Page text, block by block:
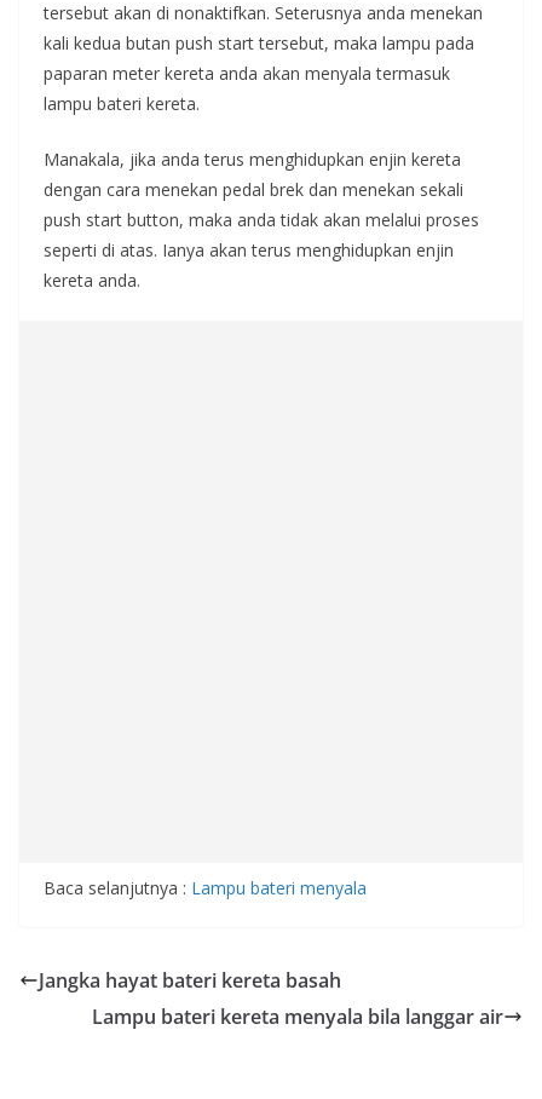
tersebut akan di nonaktifkan. Seterusnya anda menekan
kali kedua butan push start tersebut, maka lampu pada
paparan meter kereta anda akan menyala termasuk
lampu bateri kereta.
Manakala, jika anda terus menghidupkan enjin kereta
dengan cara menekan pedal brek dan menekan sekali
push start button, maka anda tidak akan melalui proses
seperti di atas. Ianya akan terus menghidupkan enjin
kereta anda.
Baca selanjutnya : Lampu bateri menyala
Jangka hayat bateri kereta basah
Lampu bateri kereta menyala bila langgar air